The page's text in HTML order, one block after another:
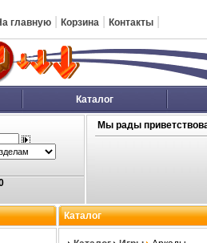
главную Корзина Контакты
Каталог
Мы рады
Каталог